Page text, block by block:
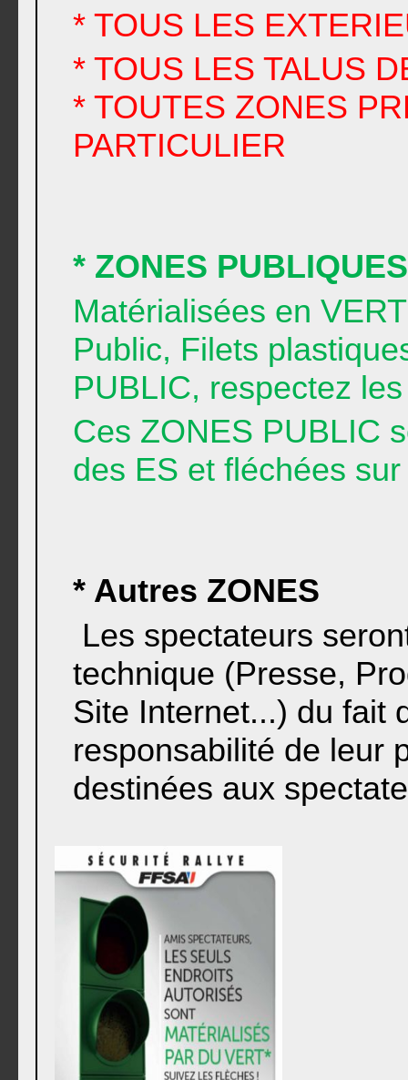
* TOUS LES
* TOUS LES TALUS
* TOUTES ZONES
PARTICULIER
* ZONES PUBLIQUES
Matérialisées en
Public, Filets
PUBLIC, respectez
Ces ZONES PUBLIC
des ES et fléchées
* Autres ZONES
Les spectateurs
technique (Presse,
Site Internet...) du fait
responsabilité de leur
destinées aux